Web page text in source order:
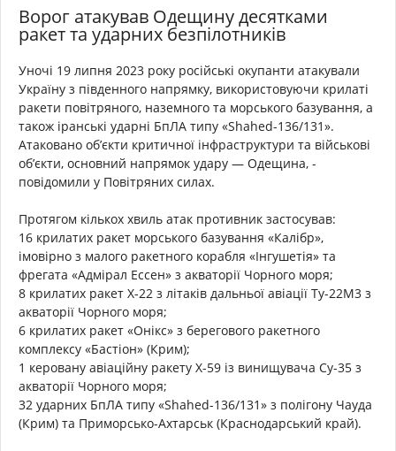
Ворог атакував Одещину десятками
ракет та ударних безпілотників
Уночі 19 липня 2023 року російські окупанти атакували
Україну з південного напрямку, використовуючи крилаті
ракети повітряного, наземного та морського базування, а
також іранські ударні БпЛА типу «Shahed-136/131».
Атаковано об’єкти критичної інфраструктури та військові
об’єкти, основний напрямок удару — Одещина, -
повідомили у Повітряних силах.
Протягом кількох хвиль атак противник застосував:
16 крилатих ракет морського базування «Калібр»,
імовірно з малого ракетного корабля «Інгушетія» та
фрегата «Адмірал Ессен» з акваторії Чорного моря;
8 крилатих ракет Х-22 з літаків дальньої авіації Ту-22М3 з
акваторії Чорного моря;
6 крилатих ракет «Онікс» з берегового ракетного
комплексу «Бастіон» (Крим);
1 керовану авіаційну ракету Х-59 із винищувача Су-35 з
акваторії Чорного моря;
32 ударних БпЛА типу «Shahed-136/131» з полігону Чауда
(Крим) та Приморсько-Ахтарськ (Краснодарський край).